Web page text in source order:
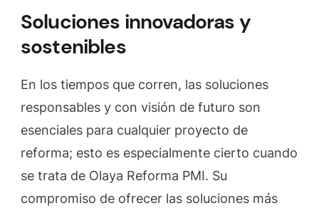
Soluciones innovadoras y
sostenibles
En los tiempos que corren, las soluciones
responsables y con visión de futuro son
esenciales para cualquier proyecto de
reforma; esto es especialmente cierto cuando
se trata de Olaya Reforma PMI. Su
compromiso de ofrecer las soluciones más